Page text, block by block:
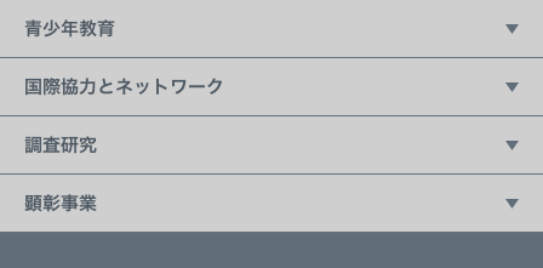
五井平和財団フォーラム
講演会シリーズ：21世紀の価値観
青少年教育
持続可能な開発のための教育（ESD）
国際ユース作文コンテスト
駐日大使館との連携教育プログラム
国際協力とネットワーク
国連との協力
富士宣言イニシアティブ
調査研究
平和科学調査研究会
顕彰事業